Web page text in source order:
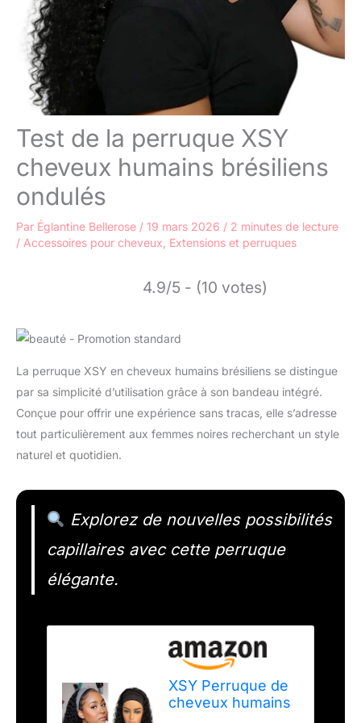
Test de la perruque XSY
cheveux humains brésiliens
ondulés
Par Églantine Bellerose / 19 mars 2026 / 2 minutes de lecture
/ Accessoires pour cheveux Extensions et perruques
4.9/5 - (10 votes)
La perruque XSY en cheveux humains brésiliens se distingue
par sa simplicité d’utilisation grâce à son bandeau intégré.
Conçue pour offrir une expérience sans tracas, elle s’adresse
tout particulièrement aux femmes noires recherchant un style
naturel et quotidien.
Explorez de nouvelles possibilités
capillaires avec cette perruque
élégante.
XSY Perruque de
cheveux humains